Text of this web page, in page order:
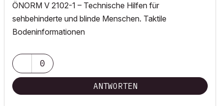
ÖNORM V 2102-1 – Technische Hilfen für
sehbehinderte und blinde Menschen. Taktile
Bodeninformationen
0
ANTWORTEN